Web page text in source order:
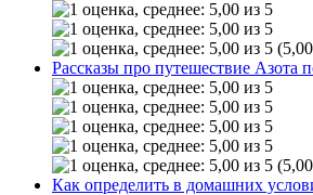
Рассказы про путешествие Азота
Как определить в домашних